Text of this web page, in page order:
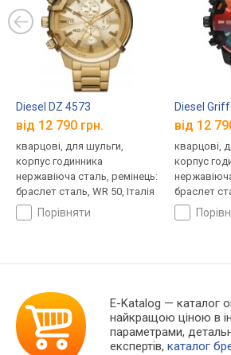
Diesel DZ 4573
від 12 790 грн.
кварцові, для шульги,
корпус годинника
нержавіюча сталь, ремінець:
браслет сталь, WR 50, Італія
порівняти
Diesel
від 12
кварцові,
корпус
браслет
E-Katalog — каталог
найкращою ціною в
параметрами,
експертів,каталог